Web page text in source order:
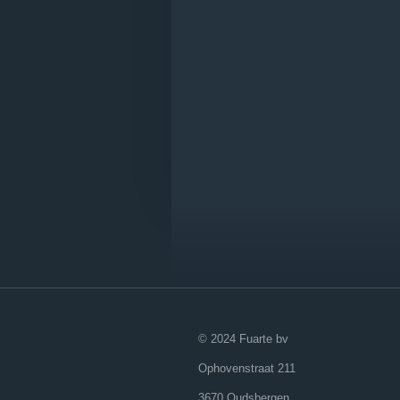
© 2024 Fuarte bv
Ophovenstraat 211